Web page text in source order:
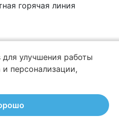
горячая линия
улучшения работы
персонализации,